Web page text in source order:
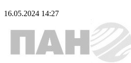
16.05.2024 14:27